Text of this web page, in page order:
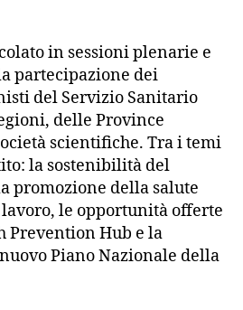
in sessioni plenarie e
partecipazione dei
del Servizio Sanitario
delle Province
scientifiche. Tra i temi
la sostenibilità del
promozione della salute
le opportunità offerte
Prevention Hub e la
Piano Nazionale della